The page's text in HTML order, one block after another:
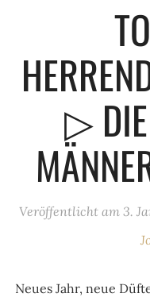
▷ DIE
Veröffentlicht am 3.
Neues Jahr, neue